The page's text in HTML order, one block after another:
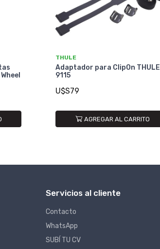
THULE
Adaptador para ClipOn THULE
9115
U$S79
AGREGAR AL CARRITO
Servicios al cliente
Contacto
WhatsApp
SUBÍ TU CV